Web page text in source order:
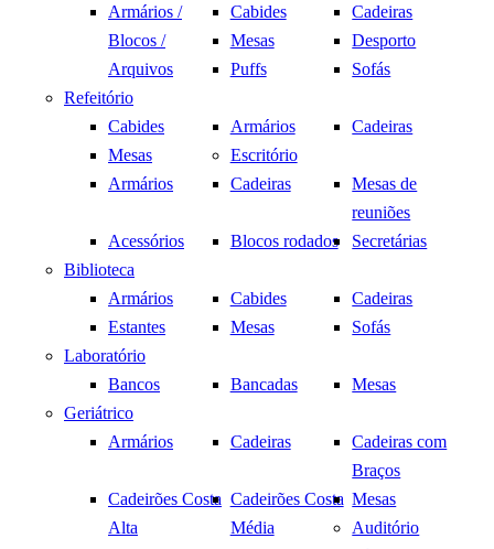
Armários /
Blocos /
Arquivos
Cabides
Cadeiras
Mesas
Desporto
Puffs
Sofás
Refeitório
Cabides
Armários
Cadeiras
Mesas
Escritório
Armários
Cadeiras
Mesas de
reuniões
Acessórios
Blocos rodados
Secretárias
Biblioteca
Armários
Cabides
Cadeiras
Estantes
Mesas
Sofás
Laboratório
Bancos
Bancadas
Mesas
Geriátrico
Armários
Cadeiras
Cadeiras com
Braços
Cadeirões Costa
Alta
Cadeirões Costa
Média
Mesas
Auditório